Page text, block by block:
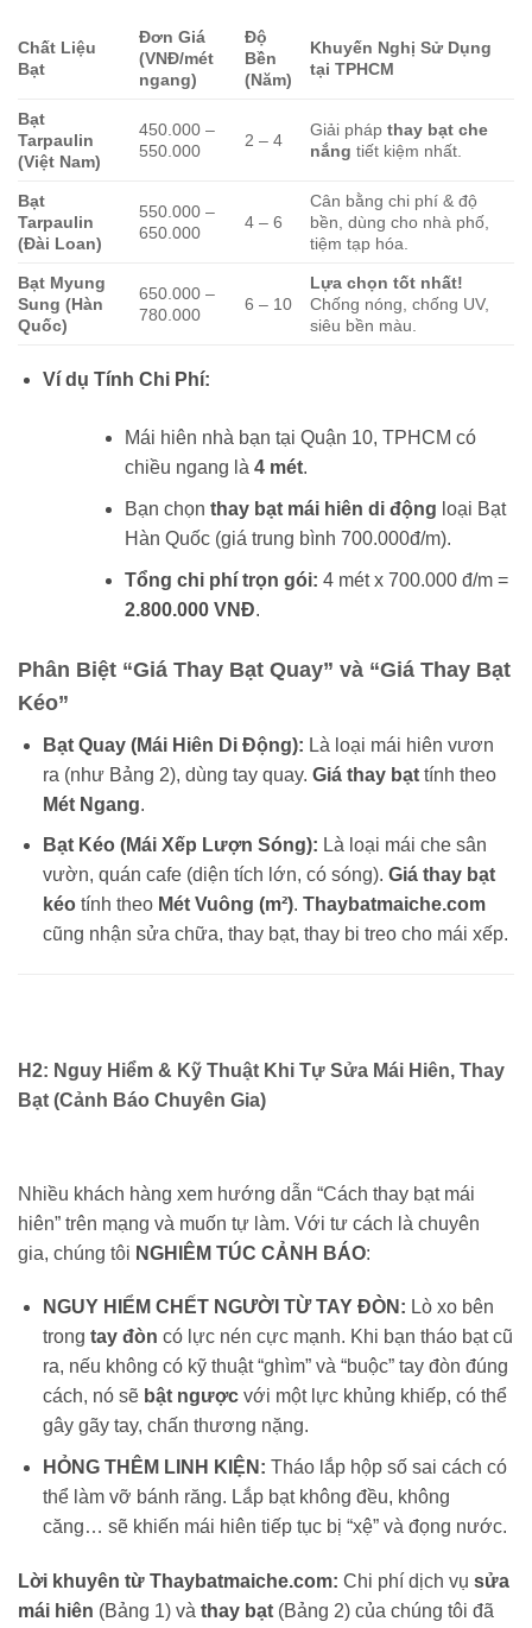
Chất Liệu
Bạt
Đơn Giá
(VNĐ/mét
ngang)
Độ
Bền
(Năm)
Khuyến Nghị Sử Dụng
tại TPHCM
Bạt
Tarpaulin
(Việt Nam)
450.000 –
550.000
2 – 4
Giải phápthay bạt che
nắng tiết kiệm nhất.
Bạt
Tarpaulin
(Đài Loan)
550.000 –
650.000
4 – 6
Cân bằng chi phí & độ
bền, dùng cho nhà phố,
tiệm tạp hóa.
Bạt Myung
Sung (Hàn
Quốc)
650.000 –
780.000
6 – 10
Lựa chọn tốt nhất!
Chống nóng, chống UV,
siêu bền màu.
Ví dụ Tính Chi Phí:
Mái hiên nhà bạn tại Quận 10, TPHCM có
chiều ngang là 4 mét.
Bạn chọn thay bạt mái hiên di động loại Bạt
Hàn Quốc (giá trung bình 700.000đ/m).
Tổng chi phí trọn gói: 4 mét x 700.000 đ/m =
2.800.000 VNĐ.
Phân Biệt “Giá Thay Bạt Quay” và “Giá Thay Bạt
Kéo”
Bạt Quay (Mái Hiên Di Động): Là loại mái hiên vươn
ra (như Bảng 2), dùng tay quay. Giá thay bạttính theo
Mét Ngang.
Bạt Kéo (Mái Xếp Lượn Sóng): Là loại mái che sân
vườn, quán cafe (diện tích lớn, có sóng). Giá thay bạt
kéotính theo Mét Vuông (m²). Thaybatmaiche.com
cũng nhận sửa chữa, thay bạt, thay bi treo cho mái xếp.
H2: Nguy Hiểm & Kỹ Thuật Khi Tự Sửa Mái Hiên, Thay
Bạt (Cảnh Báo Chuyên Gia)
Nhiều khách hàng xem hướng dẫn “Cách thay bạt mái
hiên” trên mạng và muốn tự làm. Với tư cách là chuyên
gia, chúng tôi NGHIÊM TÚC CẢNH BÁO:
NGUY HIỂM CHẾT NGƯỜI TỪ TAY ĐÒN: Lò xo bên
trong tay đòn có lực nén cực mạnh. Khi bạn tháo bạt cũ
ra, nếu không có kỹ thuật “ghìm” và “buộc” tay đòn đúng
cách, nó sẽ bật ngượcvới một lực khủng khiếp, có thể
gây gãy tay, chấn thương nặng.
HỎNG THÊM LINH KIỆN: Tháo lắp hộp số sai cách có
thể làm vỡ bánh răng. Lắp bạt không đều, không
căng… sẽ khiến mái hiên tiếp tục bị “xệ” và đọng nước.
Lời khuyên từ Thaybatmaiche.com: Chi phí dịch vụ sửa
mái hiên (Bảng 1) và thay bạt (Bảng 2) của chúng tôi đã